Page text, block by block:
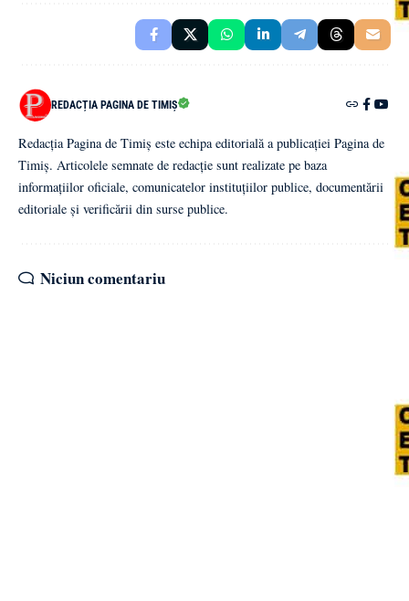
REDACȚIA PAGINA DE TIMIȘ
Redacția Pagina de Timiș este echipa editorială a publicației Pagina de
Timiș. Articolele semnate de redacție sunt realizate pe baza
informațiilor oficiale, comunicatelor instituțiilor publice, documentării
editoriale și verificării din surse publice.
Niciun comentariu